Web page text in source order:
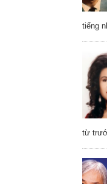
tiếng
từ